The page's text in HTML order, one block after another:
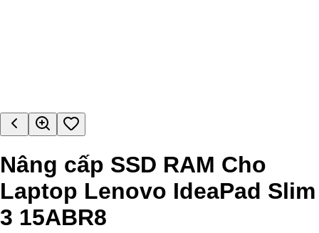
Nâng cấp SSD RAM Cho
Laptop Lenovo IdeaPad Slim
3 15ABR8